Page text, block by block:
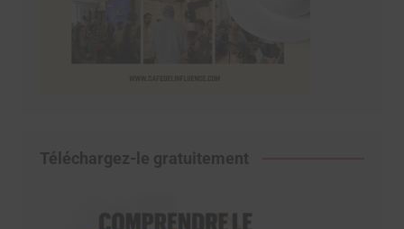
Téléchargez-le gratuitement